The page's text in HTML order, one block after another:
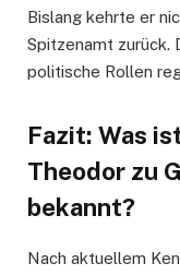
Bislang kehrte er
Spitzenamt zurück.
politische Rollen
Fazit: Was
Theodor zu
bekannt?
Nach aktuellem